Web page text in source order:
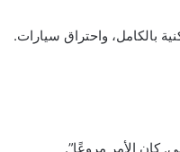
بالكامل، واحتراق سيارات.
الأمر مروعًا”.